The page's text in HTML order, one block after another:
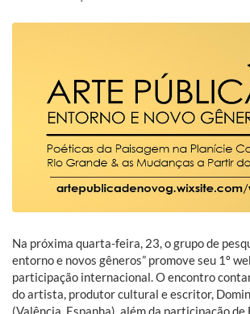
Na próxima quarta-feira, 23, o grupo de
entorno e novos gêneros” promove seu 1º
participação internacional. O encontro
do artista, produtor cultural e escritor,
(Valência, Espanha), além da participação de